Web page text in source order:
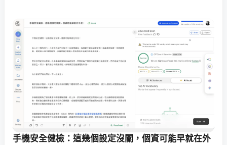
手機安全健檢：這幾個設定沒關，個資可能早就在外